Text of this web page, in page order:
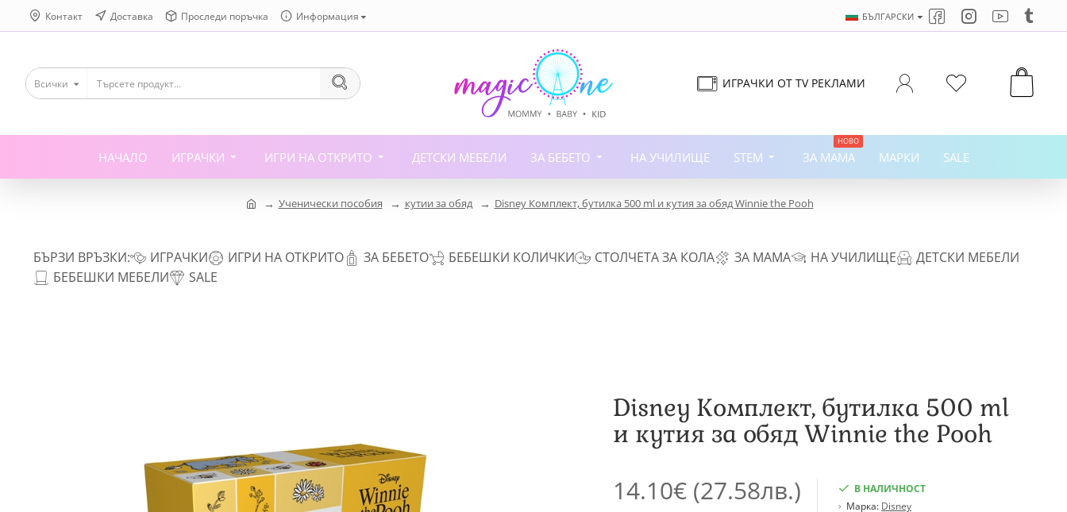
Контакт Доставка Проследи поръчка Информация БЪЛГАРСКИ
Всички ИГРАЧКИ ОТ TV РЕКЛАМИ
НАЧАЛО ИГРАЧКИ ИГРИ НА ОТКРИТО ДЕТСКИ МЕБЕЛИ ЗА БЕБЕТО НА УЧИЛИЩЕ STEM ЗА МАМА
НОВО
МАРКИ SALE
Ученически пособия кутии за обяд Disney Комплект, бутилка 500 ml и кутия за обяд Winnie the Pooh
БЪРЗИ ВРЪЗКИ: ИГРАЧКИ ИГРИ НА ОТКРИТО ЗА БЕБЕТО БЕБЕШКИ КОЛИЧКИ СТОЛЧЕТА ЗА КОЛА ЗА МАМА НА УЧИЛИЩЕ
ДЕТСКИ МЕБЕЛИ
БЕБЕШКИ МЕБЕЛИ
SALE
Disney Комплект, бутилка 500 ml
и кутия за обяд Winnie the Pooh
14.10€ (27.58лв.)
В НАЛИЧНОСТ
Марка: Disney